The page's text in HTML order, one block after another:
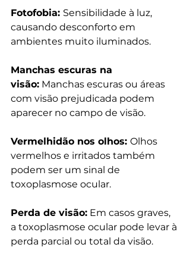
Fotofobia: Sensibilidade à luz,
causando desconforto em
ambientes muito iluminados.
Manchas escuras na
visão: Manchas escuras ou áreas
com visão prejudicada podem
aparecer no campo de visão.
Vermelhidão nos olhos: Olhos
vermelhos e irritados também
podem ser um sinal de
toxoplasmose ocular.
Perda de visão: Em casos graves,
a toxoplasmose ocular pode levar à
perda parcial ou total da visão.